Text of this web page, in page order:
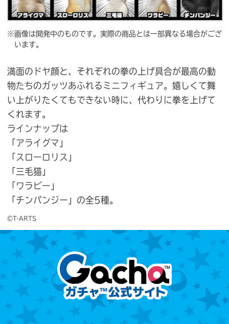
※画像は開発中のものです。実際の商品とは一部異なる場合がござ
います。
満面のドヤ顔と、それぞれの拳の上げ具合が最高の動
物たちのガッツあふれるミニフィギュア。嬉しくて舞
い上がりたくてもできない時に、代わりに拳を上げて
くれます。
ラインナップは
「アライグマ」
「スローロリス」
「三毛猫」
「ワラビー」
「チンパンジー」の全5種。
©T-ARTS